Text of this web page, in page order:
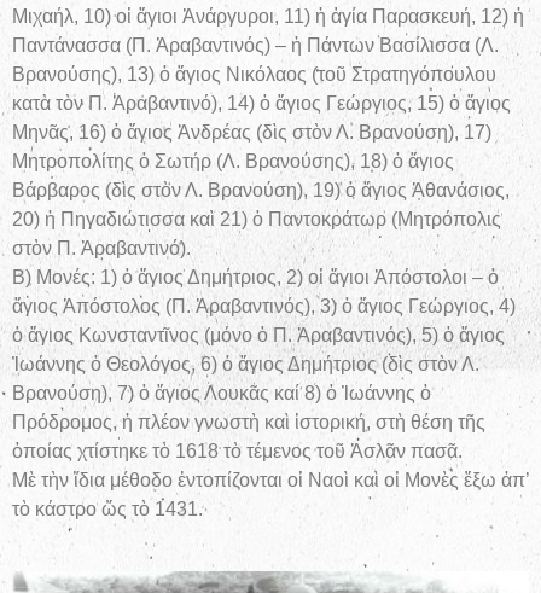
Μιχαήλ, 10) οἱ ἅγιοι Ἀνάργυροι, 11) ἡ ἁγία Παρασκευή, 12) ἡ
Παντάνασσα (Π. Ἀραβαντινός) – ἡ Πάντων Βασίλισσα (Λ.
Βρανούσης), 13) ὁ ἅγιος Νικόλαος (τοῦ Στρατηγόπουλου
κατὰ τὸν Π. Ἀραβαντινό), 14) ὁ ἅγιος Γεώργιος, 15) ὁ ἅγιος
Μηνᾶς, 16) ὁ ἅγιος Ἀνδρέας (δὶς στὸν Λ. Βρανούση), 17)
Μητροπολίτης ὁ Σωτήρ (Λ. Βρανούσης), 18) ὁ ἅγιος
Βάρβαρος (δὶς στὸν Λ. Βρανούση), 19) ὁ ἅγιος Ἀθανάσιος,
20) ἡ Πηγαδιώτισσα καὶ 21) ὁ Παντοκράτωρ (Μητρόπολις
στὸν Π. Ἀραβαντινό).
Β) Μονές: 1) ὁ ἅγιος Δημήτριος, 2) οἱ ἅγιοι Ἀπόστολοι – ὁ
ἅγιος Ἀπόστολος (Π. Ἀραβαντινός), 3) ὁ ἅγιος Γεώργιος, 4)
ὁ ἅγιος Κωνσταντῖνος (μόνο ὁ Π. Ἀραβαντινός), 5) ὁ ἅγιος
Ἰωάννης ὁ Θεολόγος, 6) ὁ ἅγιος Δημήτριος (δὶς στὸν Λ.
Βρανούση), 7) ὁ ἅγιος Λουκᾶς καί 8) ὁ Ἰωάννης ὁ
Πρόδρομος, ἡ πλέον γνωστὴ καὶ ἱστορική, στὴ θέση τῆς
ὁποίας χτίστηκε τὸ 1618 τὸ τέμενος τοῦ Ἀσλᾶν πασᾶ.
Μὲ τὴν ἴδια μέθοδο ἐντοπίζονται οἱ Ναοὶ καὶ οἱ Μονὲς ἔξω ἀπ’
τὸ κάστρο ὥς τὸ 1431.